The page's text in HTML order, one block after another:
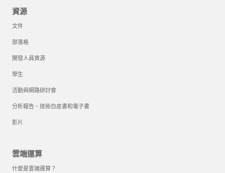
資源
文件
部落格
開發人員資源
學生
活動與網路研討會
分析報告、技術白皮書和電子書
影片
雲端運算
什麼是雲端運算？